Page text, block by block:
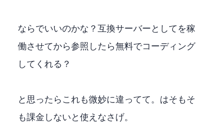
ならClaudeCodeでいいのかな？OpenAI互換サーバーとしてLMStudioを稼
働させてClaude Codeから参照したら無料でコーディング
してくれる？
と思ったらこれも微妙に違ってて。ClaudeCodeはそもそ
も課金しないと使えなさげ。